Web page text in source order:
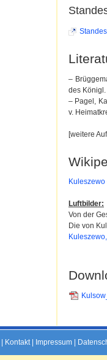
–
des
– Pagel,
v.
[weitere
Luftbilder:
Von der
Die von
| Kontakt | Impressum |